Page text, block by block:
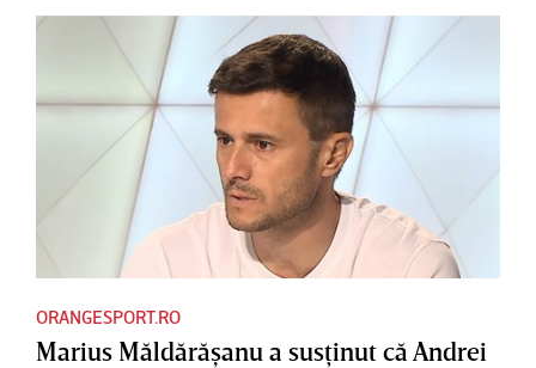
ORANGESPORT.RO
Marius Măldărăşanu a susţinut că Andrei